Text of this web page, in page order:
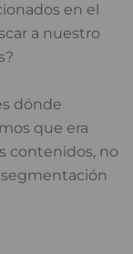
en el
a nuestro
dónde
que era
contenidos, no